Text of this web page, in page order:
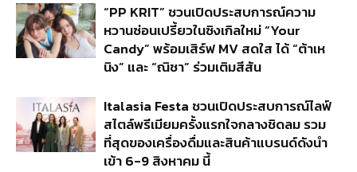
“PP KRIT” ชวนเปิดประสบการณ์ความ
หวานซ่อนเปรี้ยวในซิงเกิลใหม่ “Your
Candy” พร้อมเสิร์ฟ MV สดใส ได้ “ต้าเห
นิง” และ “ณิชา” ร่วมเติมสีสัน
Italasia Festa ชวนเปิดประสบการณ์ไลฟ์
สไตล์พรีเมียมครั้งแรกใจกลางชิดลม รวม
ที่สุดของเครื่องดื่มและสินค้าแบรนด์ดังนำ
เข้า 6-9 สิงหาคม นี้